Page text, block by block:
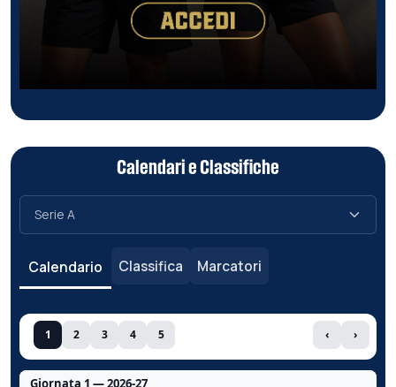
Calendari e Classifiche
Calendario Classifica Marcatori
1 2 3 4 5 ‹ ›